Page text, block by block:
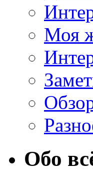
Моя
Обо